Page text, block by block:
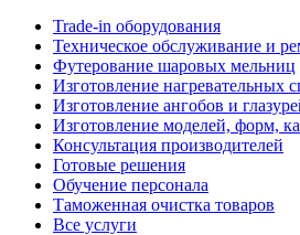
Trade-in оборудования
Техническое обслуживание и
Футерование шаровых мельниц
Изготовление нагревательных
Изготовление ангобов и
Изготовление моделей, форм,
Консультация производителей
Готовые решения
Обучение персонала
Таможенная очистка товаров
Все услуги